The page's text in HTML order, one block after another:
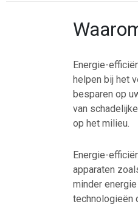
Energie-
helpen bij het
besparen op
van
op het milieu.
Energie-
apparaten
minder
technologieën